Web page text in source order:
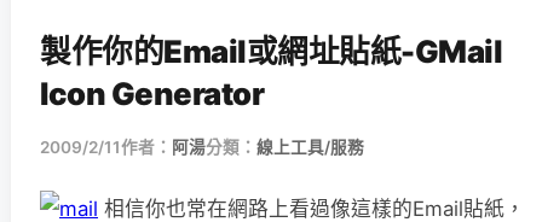
製作你的Email或網址貼紙-GMail
Icon Generator
2009/2/11作者： 阿湯分類： 線上工具/服務
相信你也常在網路上看過像這樣的Email貼紙，